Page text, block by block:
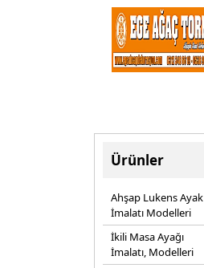
Ürünler
Ahşap Lukens Ayak
İmalatı Modelleri
İkili Masa Ayağı
İmalatı, Modelleri